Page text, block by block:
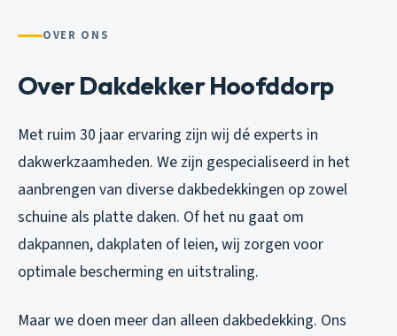
OVER ONS
Over Dakdekker Hoofddorp
Met ruim 30 jaar ervaring zijn wij dé experts in
dakwerkzaamheden. We zijn gespecialiseerd in het
aanbrengen van diverse dakbedekkingen op zowel
schuine als platte daken. Of het nu gaat om
dakpannen, dakplaten of leien, wij zorgen voor
optimale bescherming en uitstraling.
Maar we doen meer dan alleen dakbedekking. Ons